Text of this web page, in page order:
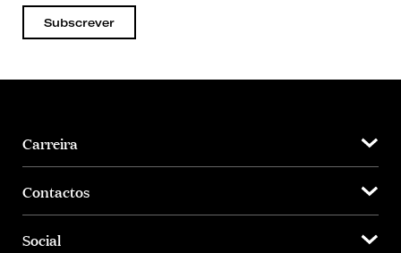
Subscrever
Carreira
Contactos
Social